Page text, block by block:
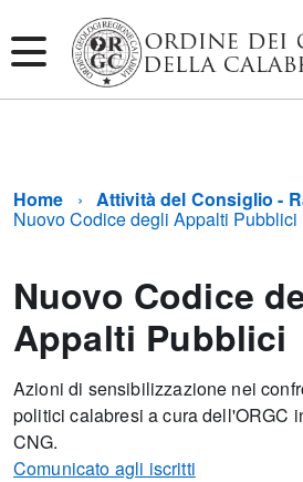
Home Attività del Consiglio -
Nuovo Codice degli Appalti Pubblici
Nuovo Codice
Appalti Pubblici
Azioni di sensibilizzazione nei
politici calabresi a cura dell'ORGC
CNG.
Comunicato agli iscritti